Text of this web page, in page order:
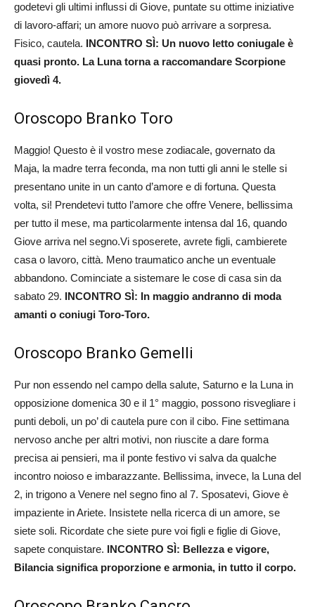
godetevi gli ultimi influssi di Giove, puntate su ottime iniziative
di lavoro-affari; un amore nuovo può arrivare a sorpresa.
Fisico, cautela. INCONTRO SÌ: Un nuovo letto coniugale è
quasi pronto. La Luna torna a raccomandare Scorpione
giovedì 4.
Oroscopo Branko Toro
Maggio! Questo è il vostro mese zodiacale, governato da
Maja, la madre terra feconda, ma non tutti gli anni le stelle si
presentano unite in un canto d’amore e di fortuna. Questa
volta, si! Prendetevi tutto l’amore che offre Venere, bellissima
per tutto il mese, ma particolarmente intensa dal 16, quando
Giove arriva nel segno.Vi sposerete, avrete figli, cambierete
casa o lavoro, città. Meno traumatico anche un eventuale
abbandono. Cominciate a sistemare le cose di casa sin da
sabato 29. INCONTRO SÌ: In maggio andranno di moda
amanti o coniugi Toro-Toro.
Oroscopo Branko Gemelli
Pur non essendo nel campo della salute, Saturno e la Luna in
opposizione domenica 30 e il 1° maggio, possono risvegliare i
punti deboli, un po’ di cautela pure con il cibo. Fine settimana
nervoso anche per altri motivi, non riuscite a dare forma
precisa ai pensieri, ma il ponte festivo vi salva da qualche
incontro noioso e imbarazzante. Bellissima, invece, la Luna del
2, in trigono a Venere nel segno fino al 7. Sposatevi, Giove è
impaziente in Ariete. Insistete nella ricerca di un amore, se
siete soli. Ricordate che siete pure voi figli e figlie di Giove,
sapete conquistare. INCONTRO SÌ: Bellezza e vigore,
Bilancia significa proporzione e armonia, in tutto il corpo.